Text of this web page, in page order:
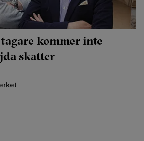
kommer inte
skatter